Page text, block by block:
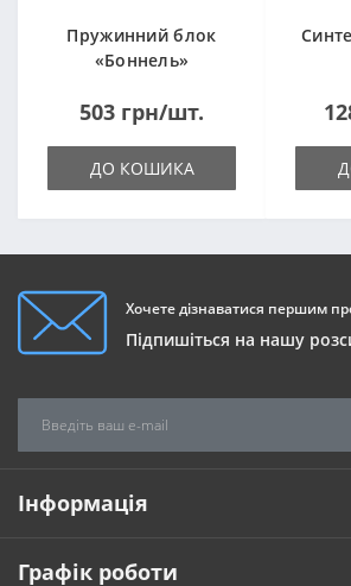
Пружинний блок
«Боннель»
503 грн/шт.
ДО КОШИКА
Хочете дізнаватися першим
Підпишіться на нашу
Інформація
Графік роботи